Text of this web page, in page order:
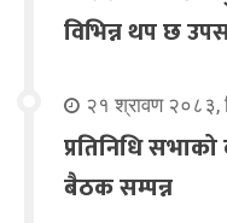
विभिन्न थप छ
२१ श्रावण २०८३,
प्रतिनिधि
बैठक सम्पन्न